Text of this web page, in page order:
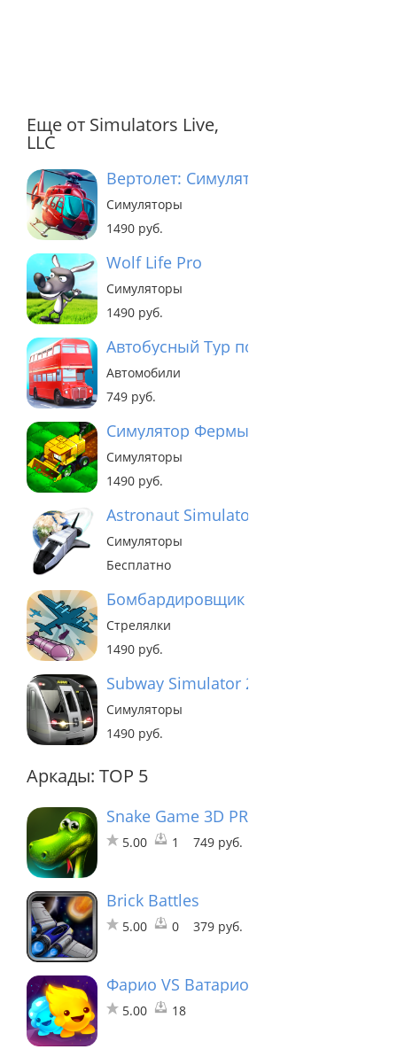
Еще от Simulators Live,
LLC
Вертолет: Симулятор 3D Deluxe
Симуляторы
1490 руб.
Wolf Life Pro
Симуляторы
1490 руб.
Автобусный Тур по Лондону 3D
Автомобили
749 руб.
Симулятор Фермы Deluxe
Симуляторы
1490 руб.
Astronaut Simulator 3D - Space Base
Симуляторы
Бесплатно
Бомбардировщик 3D
Стрелялки
1490 руб.
Subway Simulator 2 - London Edition
Симуляторы
1490 руб.
Аркады: TOP 5
Snake Game 3D PRO
5.00 1 749 руб.
Brick Battles
5.00 0 379 руб.
Фарио VS Ватарио
5.00 18